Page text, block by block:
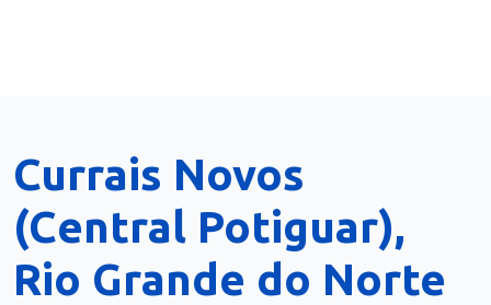
Currais Novos
(Central Potiguar),
Rio Grande do Norte